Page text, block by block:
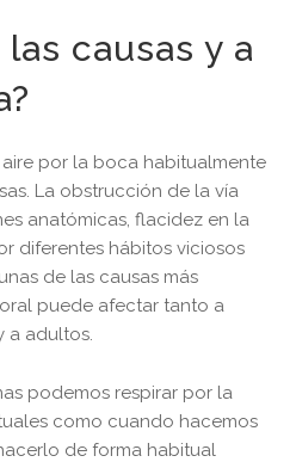
causas y a
por la boca habitualmente
La obstrucción de la vía
anatómicas, flacidez en la
diferentes hábitos viciosos
de las causas más
puede afectar tanto a
a adultos.
podemos respirar por la
como cuando hacemos
de forma habitual